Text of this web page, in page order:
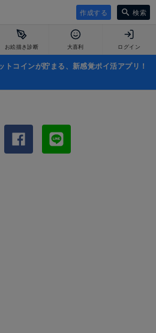
作成する 検索
お絵描き診断 大喜利 ログイン
コインが貯まる、新感覚ポイ活アプリ！